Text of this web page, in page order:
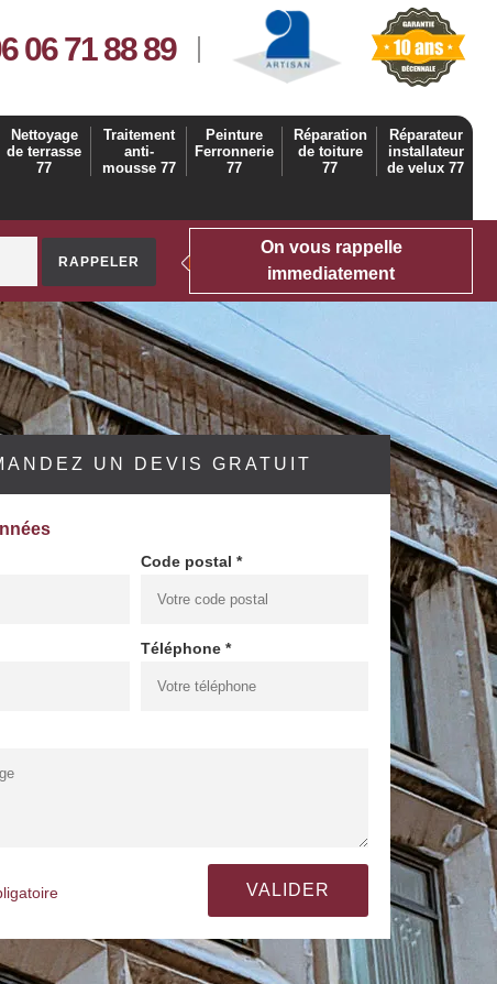
06 71 88 89
Nettoyage
de terrasse
77
Traitement
anti-
mousse 77
Peinture
Ferronnerie
77
Réparation
de toiture
77
Réparateur
installateur
de velux 77
On vous rappelle
immediatement
UN DEVIS GRATUIT
Code postal *
Téléphone *